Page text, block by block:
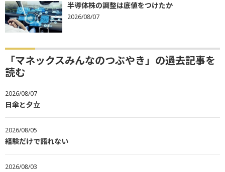
半導体株の調整は底値をつけたか
2026/08/07
「マネックスみんなのつぶやき」の過去記事を
読む
2026/08/07
日傘と夕立
2026/08/05
経験だけで語れない
2026/08/03